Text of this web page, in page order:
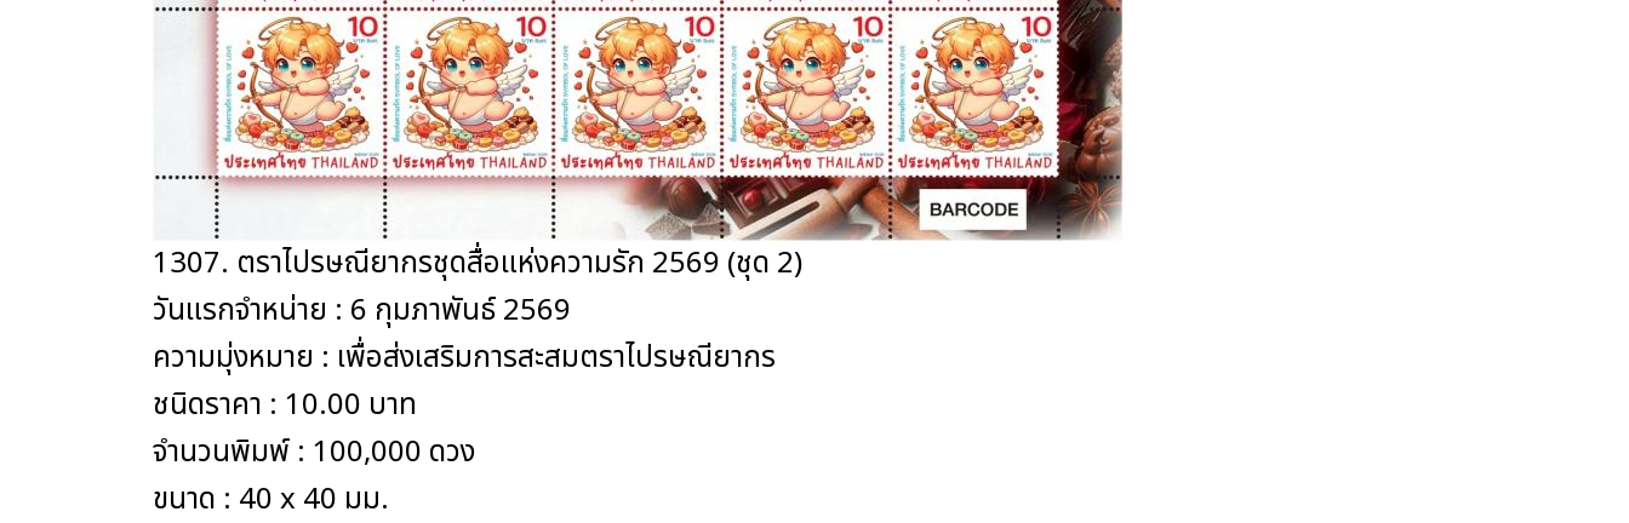
1307. ตราไปรษณียากรชุดสื่อแห่งความรัก 2569 (ชุด 2)
วันแรกจำหน่าย : 6 กุมภาพันธ์ 2569
ความมุ่งหมาย : เพื่อส่งเสริมการสะสมตราไปรษณียากร
ชนิดราคา : 10.00 บาท
จำนวนพิมพ์ : 100,000 ดวง
ขนาด : 40 x 40 มม.